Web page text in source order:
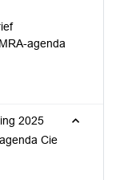
agenda
2025
Cie